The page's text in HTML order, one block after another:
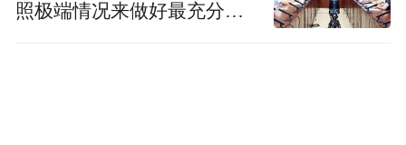
照极端情况来做好最充分的